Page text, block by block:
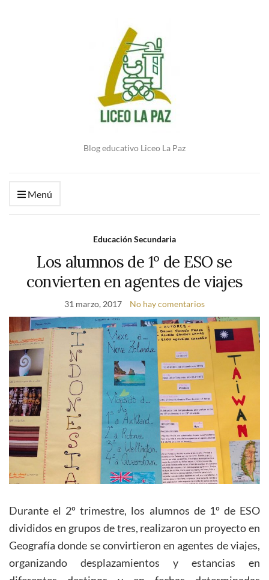
Blog educativo Liceo La Paz
Menú
Educación Secundaria
Los alumnos de 1º de ESO se
convierten en agentes de viajes
31 marzo, 2017 No hay comentarios
Durante el 2º trimestre, los alumnos de 1º de ESO
divididos en grupos de tres, realizaron un proyecto en
Geografía donde se convirtieron en agentes de viajes,
organizando desplazamientos y estancias en